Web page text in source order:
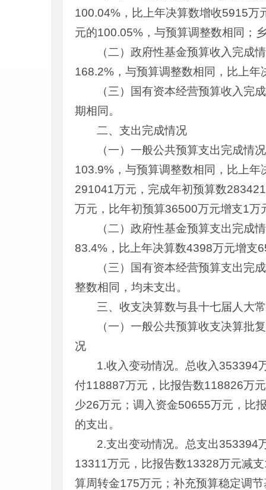
100.04%，比上年决算数增收5915万
元的100.05%，与预算调整数相同；
（二）政府性基金预算收入完成
168.2%，与预算调整数相同，比上
（三）国有资本经营预算收入完
期相同。
二、支出完成情况
（一）一般公共预算支出完成
103.9%，与预算调整数相同，比上
291041万元，完成年初预算数
万元，比年初预算36500万元增支1
（二）政府性基金预算支出完成
83.4%，比上年决算数4398万元增支
（三）国有资本经营预算支出完
整数相同，均未支出。
三、收支决算数与县十七届人大
（一）一般公共预算收支决算批
况
1.收入变动情况。总收入353394
付118887万元，比报告数118826万
少26万元；调入资金50655万元，比
的支出。
2.支出变动情况。总支出353394
13311万元，比报告数13328万元减
算周转金175万元；补充预算稳定调